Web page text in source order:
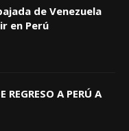
de Venezuela
en Perú
REGRESO A PERÚ A